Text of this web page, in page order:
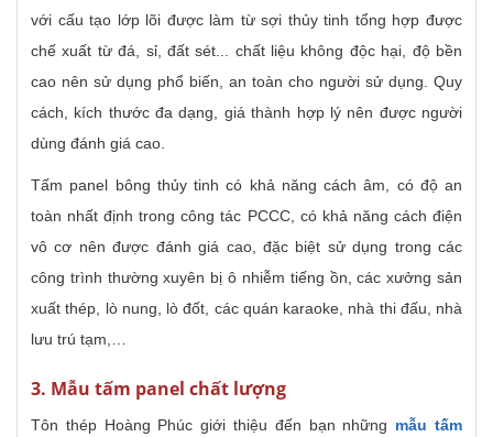
với cấu tạo lớp lõi được làm từ sợi thủy tinh tổng hợp được
chế xuất từ đá, sỉ, đất sét... chất liệu không độc hại, độ bền
cao nên sử dụng phổ biến, an toàn cho người sử dụng. Quy
cách, kích thước đa dạng, giá thành hợp lý nên được người
dùng đánh giá cao.
Tấm panel bông thủy tinh có khả năng cách âm, có độ an
toàn nhất định trong công tác PCCC, có khả năng cách điện
vô cơ nên được đánh giá cao, đặc biệt sử dụng trong các
công trình thường xuyên bị ô nhiễm tiếng ồn, các xưởng sản
xuất thép, lò nung, lò đốt, các quán karaoke, nhà thi đấu, nhà
lưu trú tạm,…
3. Mẫu tấm panel chất lượng
Tôn thép Hoàng Phúc giới thiệu đến bạn những mẫu tấm